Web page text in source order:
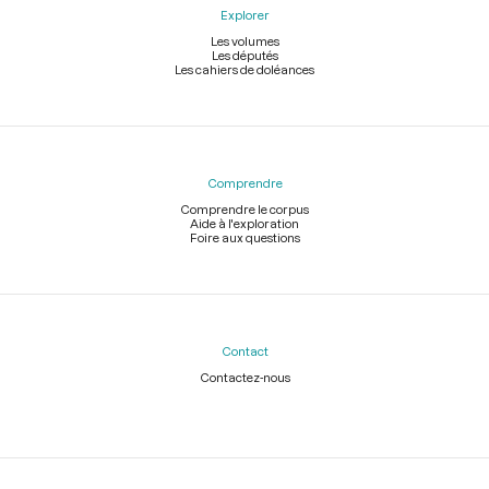
Explorer
Les volumes
Les députés
Les cahiers de doléances
Comprendre
Comprendre le corpus
Aide à l'exploration
Foire aux questions
Contact
Contactez-nous
Légal